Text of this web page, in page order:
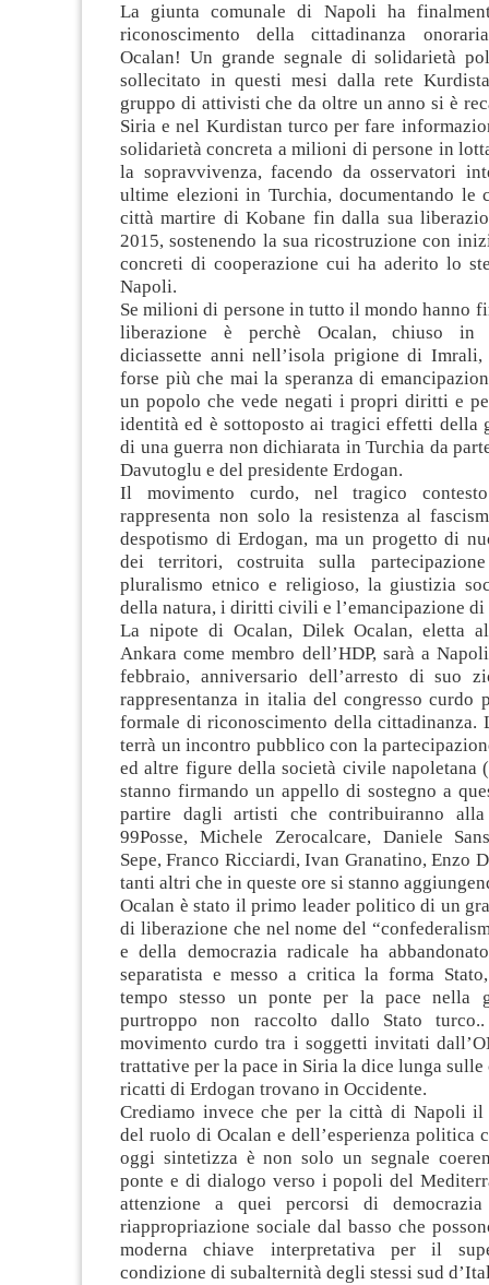
La giunta comunale di Napoli ha
riconoscimento della cittadinanza
Ocalan! Un grande segnale di solidarietà
sollecitato in questi mesi dalla rete
gruppo di attivisti che da oltre un anno si è
Siria e nel Kurdistan turco per fare
solidarietà concreta a milioni di persone in
la sopravvivenza, facendo da osservatori
ultime elezioni in Turchia, documentando le
città martire di Kobane fin dalla sua
2015, sostenendo la sua ricostruzione con
concreti di cooperazione cui ha aderito lo
Napoli.
Se milioni di persone in tutto il mondo hanno
liberazione è perchè Ocalan, chiuso in
diciassette anni nell’isola prigione di Imrali,
forse più che mai la speranza di
un popolo che vede negati i propri diritti e
identità ed è sottoposto ai tragici effetti della
di una guerra non dichiarata in Turchia da
Davutoglu e del presidente Erdogan.
Il movimento curdo, nel tragico
rappresenta non solo la resistenza al
despotismo di Erdogan, ma un progetto di
dei territori, costruita sulla
pluralismo etnico e religioso, la giustizia
della natura, i diritti civili e l’emancipazione di
La nipote di Ocalan, Dilek Ocalan, eletta
Ankara come membro dell’HDP, sarà a
febbraio, anniversario dell’arresto di suo
rappresentanza in italia del congresso curdo
formale di riconoscimento della cittadinanza.
terrà un incontro pubblico con la
ed altre figure della società civile napoletana
stanno firmando un appello di sostegno a
partire dagli artisti che contribuiranno
99Posse, Michele Zerocalcare, Daniele
Sepe, Franco Ricciardi, Ivan Granatino, Enzo
tanti altri che in queste ore si stanno
Ocalan è stato il primo leader politico di un
di liberazione che nel nome del
e della democrazia radicale ha
separatista e messo a critica la forma
tempo stesso un ponte per la pace nella
purtroppo non raccolto dallo Stato turco..
movimento curdo tra i soggetti invitati
trattative per la pace in Siria la dice lunga
ricatti di Erdogan trovano in Occidente.
Crediamo invece che per la città di Napoli il
del ruolo di Ocalan e dell’esperienza politica
oggi sintetizza è non solo un segnale
ponte e di dialogo verso i popoli del
attenzione a quei percorsi di
riappropriazione sociale dal basso che
moderna chiave interpretativa per il
condizione di subalternità degli stessi sud